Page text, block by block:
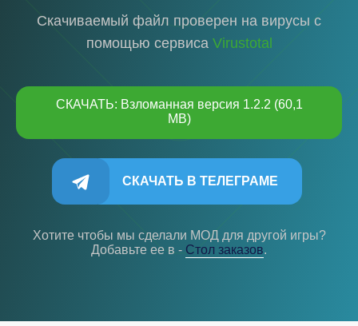
Скачиваемый файл проверен на вирусы с
помощью сервиса Virustotal
СКАЧАТЬ: Взломанная версия 1.2.2 (60,1
MB)
СКАЧАТЬ В ТЕЛЕГРАМЕ
Хотите чтобы мы сделали МОД для другой игры?
Добавьте ее в - Cтол заказов.